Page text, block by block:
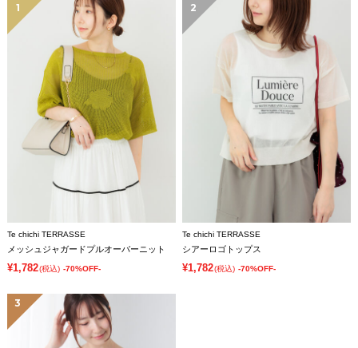
1
Te chichi TERRASSE
メッシュジャガードプルオーバーニット
¥1,782(税込) -70%OFF-
2
Te chichi TERRASSE
シアーロゴトップス
¥1,782(税込) -70%OFF-
3